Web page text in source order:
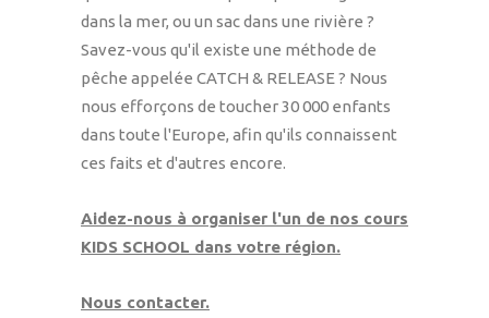
dans la mer, ou un sac dans une rivière ?
Savez-vous qu'il existe une méthode de
pêche appelée CATCH & RELEASE ? Nous
nous efforçons de toucher 30 000 enfants
dans toute l'Europe, afin qu'ils connaissent
ces faits et d'autres encore.
Aidez-nous à organiser l'un de nos cours
KIDS SCHOOL dans votre région.
Nous contacter.